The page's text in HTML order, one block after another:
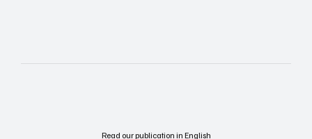
Read our publication in English